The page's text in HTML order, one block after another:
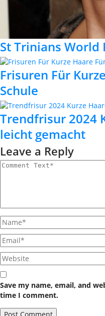
St Trinians
Frisuren Für
Schule
Trendfrisur 2024
leicht gemacht
Leave a Reply
Save my name, email, and
time I comment.